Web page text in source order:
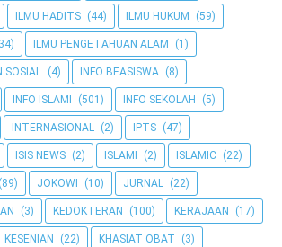
ILMU HADITS (44) ILMU HUKUM (59)
ILMU PENGETAHUAN ALAM (1)
SOSIAL (4) INFO BEASISWA (8)
INFO ISLAMI (501) INFO SEKOLAH (5)
INTERNASIONAL (2) IPTS (47)
ISIS NEWS (2) ISLAMI (2) ISLAMIC (22)
(89) JOKOWI (10) JURNAL (22)
(3) KEDOKTERAN (100) KERAJAAN (17)
KESENIAN (22) KHASIAT OBAT (3)